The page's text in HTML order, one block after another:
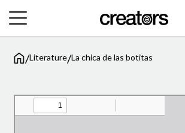
/Literature/La chica de las botitas